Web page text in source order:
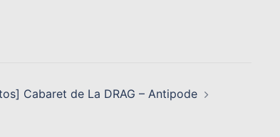
Cabaret de La DRAG – Antipode